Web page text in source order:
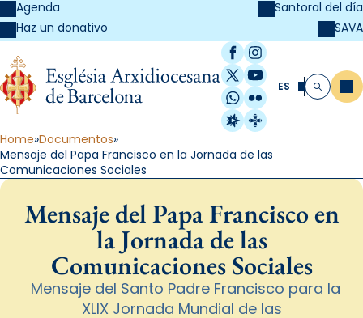
Agenda
Haz un donativo
Santoral del día
SAVA
Facebook
Instagram
X / Twitter
YouTube
WhatsApp
Flickr
Radio Estel
Catalunya
ES Buscar
Home Documentos
Mensaje del Papa Francisco en la Jornada de las
Comunicaciones Sociales
Mensaje del Papa Francisco en
la Jornada de las
Comunicaciones Sociales
Mensaje del Santo Padre Francisco para la
XLIX Jornada Mundial de las